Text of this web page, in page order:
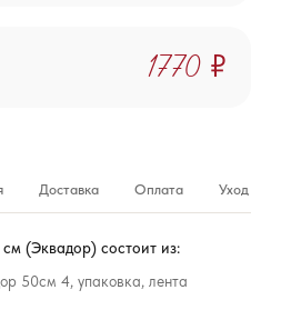
1 770 ₽
Доставка Оплата Уход за
(Эквадор) состоит из:
50см 4, упаковка, лента